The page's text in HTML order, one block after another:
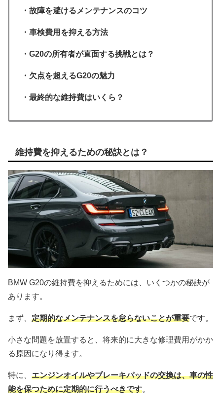
・故障を避けるメンテナンスのコツ
・車検費用を抑える方法
・G20の所有者が直面する挑戦とは？
・欠点を超えるG20の魅力
・最終的な維持費はいくら？
維持費を抑えるための秘訣とは？
BMW G20の維持費を抑えるためには、いくつかの秘訣が
あります。
まず、 定期的なメンテナンスを怠らないことが重要です。
小さな問題を放置すると、将来的に大きな修理費用がかか
る原因になり得ます。
特に、 エンジンオイルやブレーキパッドの交換は、車の性
能を保つために定期的に行うべきです。